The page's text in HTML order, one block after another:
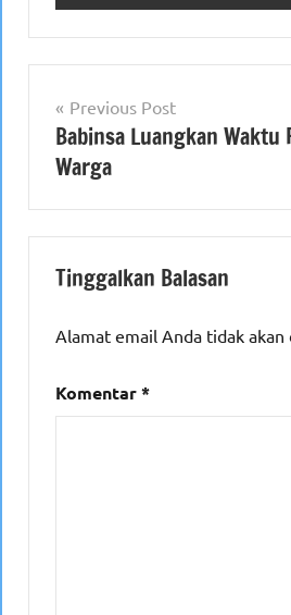
Navigasi
pos
Previous Post
Babinsa Luangkan Waktu
Warga
Tinggalkan Balasan
Alamat email Anda tidak akan
Komentar*